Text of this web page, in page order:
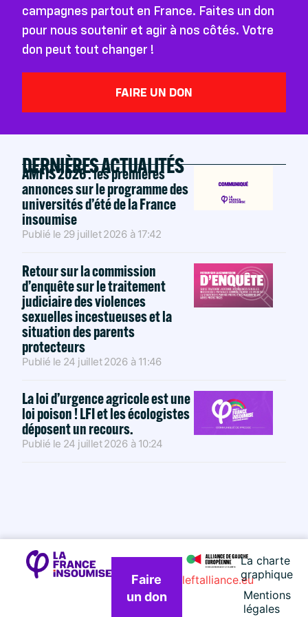
campagnes partout en France. Faites un don
pour nous soutenir et agir à nos côtés. Votre
don peut tout changer !
FAIRE UN DON
DERNIÈRES ACTUALITÉS
AMFIS 2026 : les premières
annonces sur le programme des
universités d’été de la France
insoumise
Publié le 29 juillet 2026 à 17:42
Retour sur la commission
d’enquête sur le traitement
judiciaire des violences
sexuelles incestueuses et la
situation des parents
protecteurs
Publié le 24 juillet 2026 à 11:46
La loi d’urgence agricole est une
loi poison ! LFI et les écologistes
déposent un recours.
Publié le 24 juillet 2026 à 10:24
Faire
un don
La charte
graphique
Mentions
légales
leftalliance.eu